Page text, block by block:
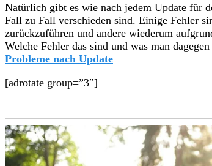
Natürlich gibt es wie nach jedem Update für
Fall zu Fall verschieden sind. Einige Fehler
zurückzuführen und andere wiederum
Welche Fehler das sind und was man
Probleme nach Update
[adrotate group=”3″]